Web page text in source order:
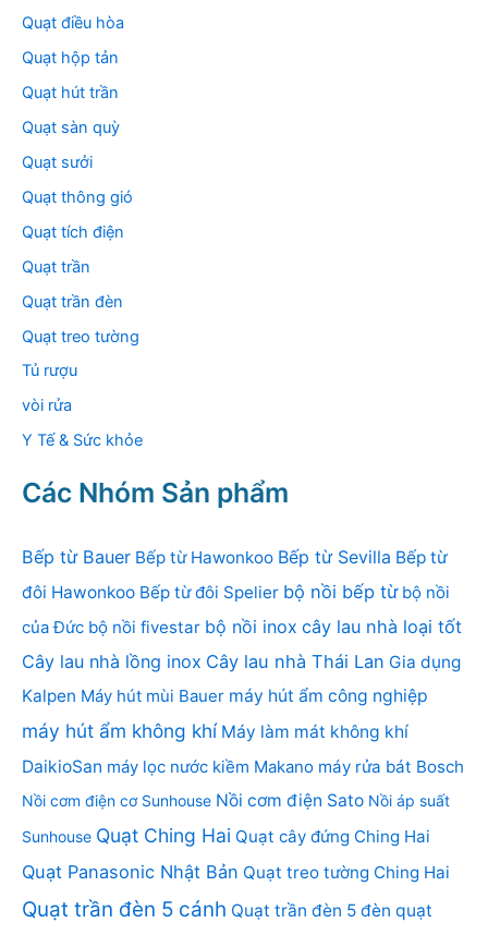
Quạt điều hòa
Quạt hộp tản
Quạt hút trần
Quạt sàn quỳ
Quạt sưởi
Quạt thông gió
Quạt tích điện
Quạt trần
Quạt trần đèn
Quạt treo tường
Tủ rượu
vòi rửa
Y Tế & Sức khỏe
Các Nhóm Sản phẩm
Bếp từ Bauer Bếp từ Hawonkoo Bếp từ Sevilla Bếp từ
đôi Hawonkoo Bếp từ đôi Spelier bộ nồi bếp từ bộ nồi
của Đức bộ nồi fivestar bộ nồi inox cây lau nhà loại tốt
Cây lau nhà lồng inox Cây lau nhà Thái Lan Gia dụng
Kalpen Máy hút mùi Bauer máy hút ẩm công nghiệp
máy hút ẩm không khí Máy làm mát không khí
DaikioSan máy lọc nước kiềm Makano máy rửa bát Bosch
Nồi cơm điện cơ Sunhouse Nồi cơm điện Sato Nồi áp suất
Sunhouse Quạt Ching Hai Quạt cây đứng Ching Hai
Quạt Panasonic Nhật Bản Quạt treo tường Ching Hai
Quạt trần đèn 5 cánh Quạt trần đèn 5 đèn quạt